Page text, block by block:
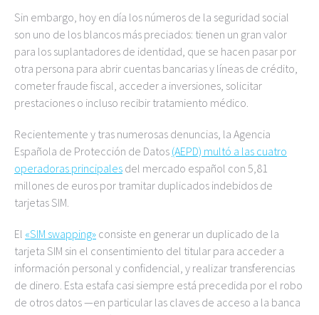
Sin embargo, hoy en día los números de la seguridad social
son uno de los blancos más preciados: tienen un gran valor
para los suplantadores de identidad, que se hacen pasar por
otra persona para abrir cuentas bancarias y líneas de crédito,
cometer fraude fiscal, acceder a inversiones, solicitar
prestaciones o incluso recibir tratamiento médico.
Recientemente y tras numerosas denuncias, la Agencia
Española de Protección de Datos (AEPD) multó a las cuatro
operadoras principales del mercado español con 5,81
millones de euros por tramitar duplicados indebidos de
tarjetas SIM.
El «SIM swapping» consiste en generar un duplicado de la
tarjeta SIM sin el consentimiento del titular para acceder a
información personal y confidencial, y realizar transferencias
de dinero. Esta estafa casi siempre está precedida por el robo
de otros datos —en particular las claves de acceso a la banca